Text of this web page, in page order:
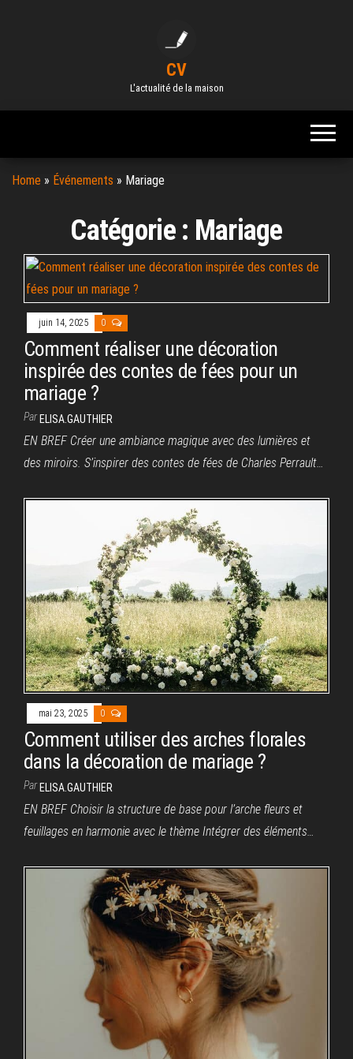
CV
L'actualité de la maison
Home » Événements » Mariage
Catégorie : Mariage
juin 14, 2025 0
Comment réaliser une décoration
inspirée des contes de fées pour un
mariage ?
Par ELISA.GAUTHIER
EN BREF Créer une ambiance magique avec des lumières et
des miroirs. S’inspirer des contes de fées de Charles Perrault…
mai 23, 2025 0
Comment utiliser des arches florales
dans la décoration de mariage ?
Par ELISA.GAUTHIER
EN BREF Choisir la structure de base pour l’arche fleurs et
feuillages en harmonie avec le thème Intégrer des éléments…